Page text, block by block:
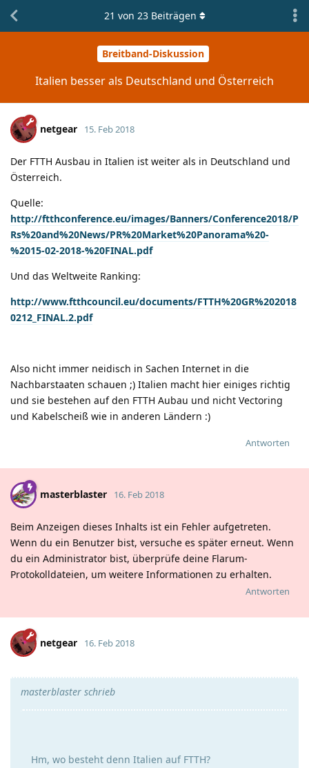
Breitband-Diskussion
Italien besser als Deutschland und Österreich
21 von 23Beiträgen
netgear 15. Feb 2018
Der FTTH Ausbau in Italien ist weiter als in Deutschland und
Österreich.
Quelle:
http://ftthconference.eu/images/Banners/Conference2018/P
Rs%20and%20News/PR%20Market%20Panorama%20-
%2015-02-2018-%20FINAL.pdf
Und das Weltweite Ranking:
http://www.ftthcouncil.eu/documents/FTTH%20GR%202018
0212_FINAL.2.pdf
Also nicht immer neidisch in Sachen Internet in die
Nachbarstaaten schauen ;) Italien macht hier einiges richtig
und sie bestehen auf den FTTH Aubau und nicht Vectoring
und Kabelscheiß wie in anderen Ländern :)
Antworten
masterblaster 16. Feb 2018
Beim Anzeigen dieses Inhalts ist ein Fehler aufgetreten.
Wenn du ein Benutzer bist, versuche es später erneut. Wenn
du ein Administrator bist, überprüfe deine Flarum-
Protokolldateien, um weitere Informationen zu erhalten.
Antworten
netgear 16. Feb 2018
masterblaster schrieb
Hm, wo besteht denn Italien auf FTTH?